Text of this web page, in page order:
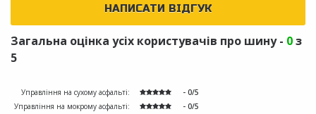
НАПИСАТИ ВІДГУК
Загальна оцінка усіх користувачів про шину - 0з
5
Управління на сухому асфальті:
- 0/5
Управління на мокрому асфальті:
- 0/5